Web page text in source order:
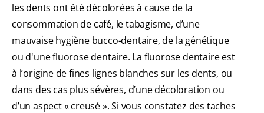
les dents ont été décolorées à cause de la
consommation de café, le tabagisme, d’une
mauvaise hygiène bucco-dentaire, de la génétique
ou d'une fluorose dentaire. La fluorose dentaire est
à l’origine de fines lignes blanches sur les dents, ou
dans des cas plus sévères, d’une décoloration ou
d’un aspect « creusé ». Si vous constatez des taches